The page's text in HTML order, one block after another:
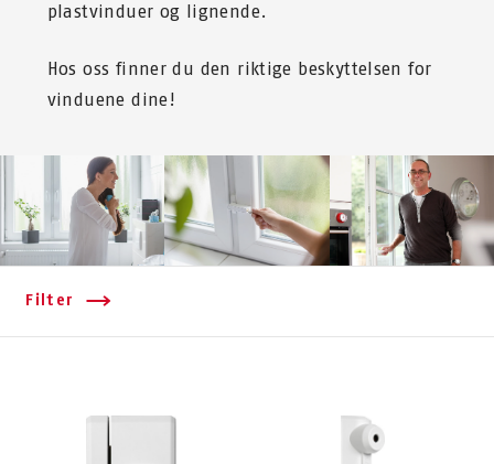
plastvinduer og lignende.
Hos oss finner du den riktige beskyttelsen for
vinduene dine!
Filter